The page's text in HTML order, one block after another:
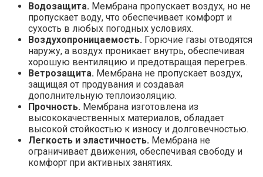
Водозащита. Мембрана пропускает воздух, но не
пропускает воду, что обеспечивает комфорт и
сухость в любых погодных условиях.
Воздухопроницаемость. Горючие газы отводятся
наружу, а воздух проникает внутрь, обеспечивая
хорошую вентиляцию и предотвращая перегрев.
Ветрозащита. Мембрана не пропускает воздух,
защищая от продувания и создавая
дополнительную теплоизоляцию.
Прочность. Мембрана изготовлена из
высококачественных материалов, обладает
высокой стойкостью к износу и долговечностью.
Легкость и эластичность. Мембрана не
ограничивает движения, обеспечивая свободу и
комфорт при активных занятиях.